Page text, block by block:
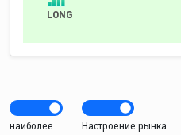
LONG
наиболее Настроение рынка